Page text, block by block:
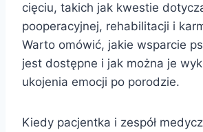
cięciu, takich jak kwestie
pooperacyjnej, rehabilitacji i
Warto omówić, jakie wsparcie
jest dostępne i jak można je
ukojenia emocji po porodzie.
Kiedy pacjentka i zespół